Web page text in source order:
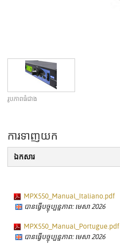
រូបភាពធំជាង
ការទាញយក
ឯកសារ
MPX550_Manual_Italiano.pdf
បានធ្វើបច្ចុប្បន្នភាព: មេសា 2026
MPX550_Manual_Portugue.pdf
បានធ្វើបច្ចុប្បន្នភាព: មេសា 2026